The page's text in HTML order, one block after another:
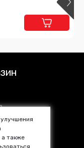
а также